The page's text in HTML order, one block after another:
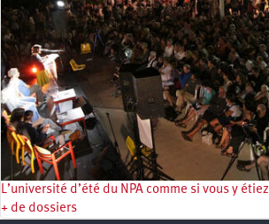
L’université d’été du NPA comme si vous y
+ de dossiers